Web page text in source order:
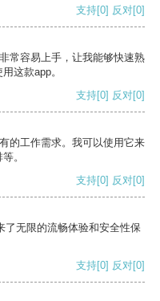
支持[0] 反对[0]
常容易上手，让我能够快速熟
这款app。
支持[0] 反对[0]
的工作需求。我可以使用它来
。
支持[0] 反对[0]
了无限的流畅体验和安全性保
支持[0] 反对[0]